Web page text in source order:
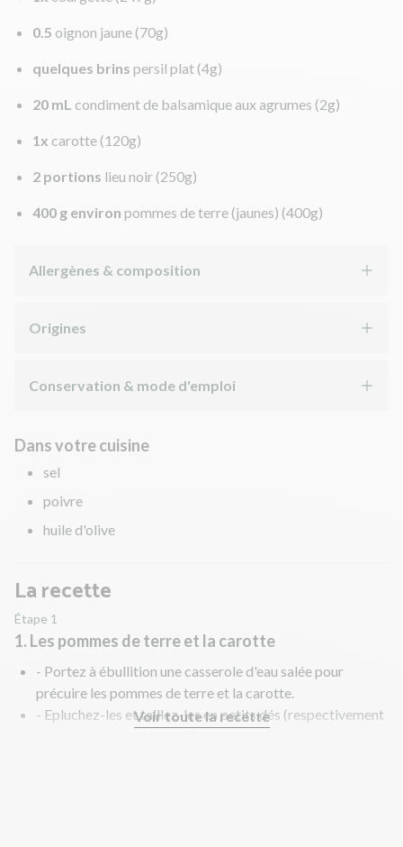
0.5 oignon jaune (70g)
quelques brins persil plat (4g)
20 mL condiment de balsamique aux agrumes (2g)
1x carotte (120g)
2 portions lieu noir (250g)
400 g environ pommes de terre (jaunes) (400g)
Allergènes & composition
Origines
Conservation & mode d'emploi
Dans votre cuisine
sel
poivre
huile d'olive
La recette
Étape 1
1. Les pommes de terre et la carotte
- Portez à ébullition une casserole d'eau salée pour
précuire les pommes de terre et la carotte.
- Epluchez-les et taillez-les en petits dés (respectivement
Voir toute la recette